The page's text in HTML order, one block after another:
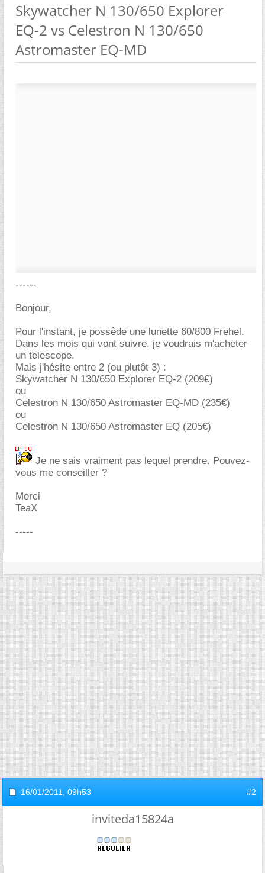
Skywatcher N 130/650 Explorer
EQ-2 vs Celestron N 130/650
Astromaster EQ-MD
------
Bonjour,
Pour l'instant, je possède une lunette 60/800 Frehel.
Dans les mois qui vont suivre, je voudrais m'acheter
un telescope.
Mais j'hésite entre 2 (ou plutôt 3) :
Skywatcher N 130/650 Explorer EQ-2 (209€)
ou
Celestron N 130/650 Astromaster EQ-MD (235€)
ou
Celestron N 130/650 Astromaster EQ (205€)
Je ne sais vraiment pas lequel prendre. Pouvez-
vous me conseiller ?
Merci
TeaX
-----
16/01/2011, 09h53 #2
inviteda15824a